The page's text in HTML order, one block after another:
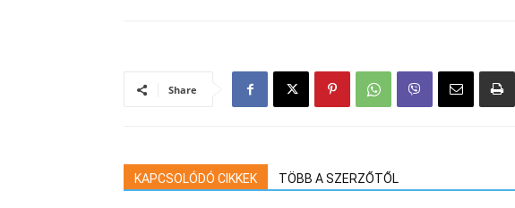
Share
KAPCSOLÓDÓ CIKKEK TÖBB A SZERZŐTŐL